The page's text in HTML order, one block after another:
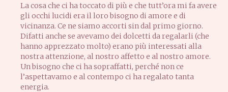
La cosa che ci ha toccato di più e che tutt’ora mi fa avere
gli occhi lucidi era il loro bisogno di amore e di
vicinanza. Ce ne siamo accorti sin dal primo giorno.
Difatti anche se avevamo dei dolcetti da regalarli (che
hanno apprezzato molto) erano più interessati alla
nostra attenzione, al nostro affetto e al nostro amore.
Un bisogno che ci ha sopraffatti, perché non ce
l’aspettavamo e al contempo ci ha regalato tanta
energia.